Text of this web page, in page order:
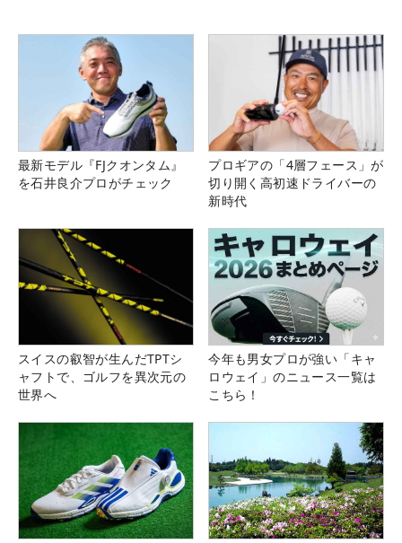
最新モデル『FJクオンタム』
を石井良介プロがチェック
プロギアの「4層フェース」が
切り開く高初速ドライバーの
新時代
スイスの叡智が生んだTPTシ
ャフトで、ゴルフを異次元の
世界へ
今年も男女プロが強い「キャ
ロウェイ」のニュース一覧は
こちら！